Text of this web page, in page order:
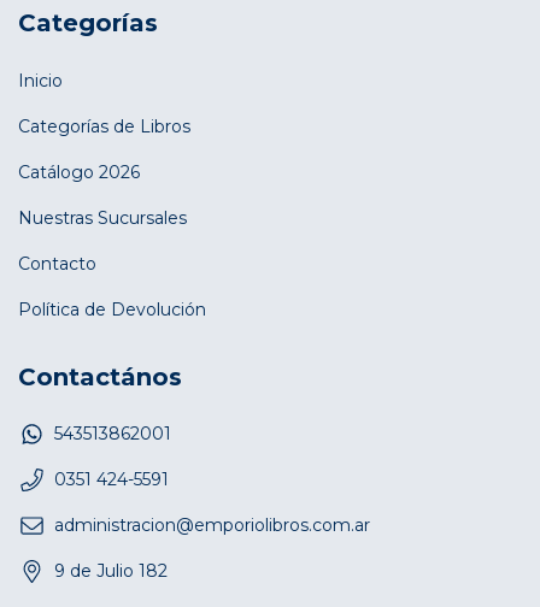
Categorías
Inicio
Categorías de Libros
Catálogo 2026
Nuestras Sucursales
Contacto
Política de Devolución
Contactános
543513862001
0351 424-5591
administracion@emporiolibros.com.ar
9 de Julio 182